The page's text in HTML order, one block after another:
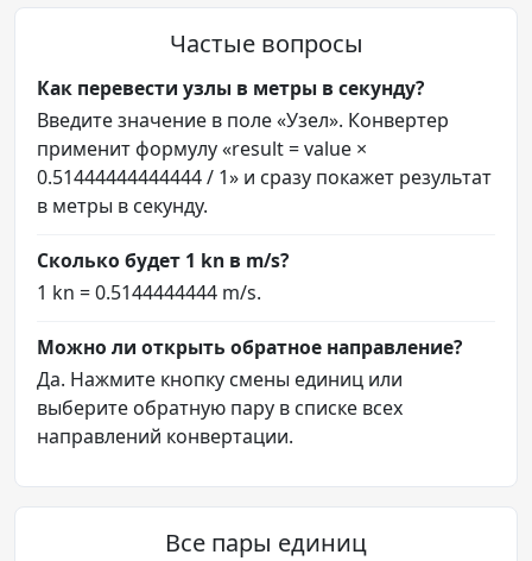
Частые вопросы
Как перевести узлы в метры в секунду?
Введите значение в поле «Узел». Конвертер
применит формулу «result = value ×
0.51444444444444 / 1» и сразу покажет результат
в метры в секунду.
Сколько будет 1 kn в m/s?
1 kn = 0.5144444444 m/s.
Можно ли открыть обратное направление?
Да. Нажмите кнопку смены единиц или
выберите обратную пару в списке всех
направлений конвертации.
Все пары единиц